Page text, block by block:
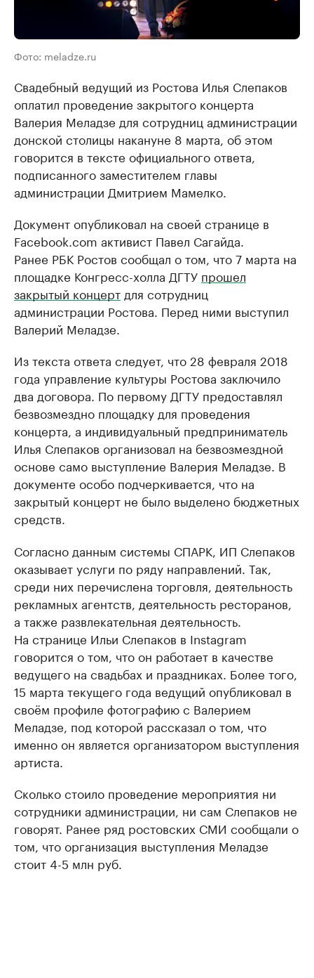
Фото: meladze.ru
Свадебный ведущий из Ростова Илья Слепаков
оплатил проведение закрытого концерта
Валерия Меладзе для сотрудниц администрации
донской столицы накануне 8 марта, об этом
говорится в тексте официального ответа,
подписанного заместителем главы
администрации Дмитрием Мамелко.
Документ опубликовал на своей странице в
Facebook.com активист Павел Сагайда.
Ранее РБК Ростов сообщал о том, что 7 марта на
площадке Конгресс-холла ДГТУ прошел
закрытый концерт для сотрудниц
администрации Ростова. Перед ними выступил
Валерий Меладзе.
Из текста ответа следует, что 28 февраля 2018
года управление культуры Ростова заключило
два договора. По первому ДГТУ предоставлял
безвозмездно площадку для проведения
концерта, а индивидуальный предприниматель
Илья Слепаков организовал на безвозмездной
основе само выступление Валерия Меладзе. В
документе особо подчеркивается, что на
закрытый концерт не было выделено бюджетных
средств.
Согласно данным системы СПАРК, ИП Слепаков
оказывает услуги по ряду направлений. Так,
среди них перечислена торговля, деятельность
рекламных агентств, деятельность ресторанов,
а также развлекательная деятельность.
На странице Ильи Слепаков в Instagram
говорится о том, что он работает в качестве
ведущего на свадьбах и праздниках. Более того,
15 марта текущего года ведущий опубликовал в
своём профиле фотографию с Валерием
Меладзе, под которой рассказал о том, что
именно он является организатором выступления
артиста.
Сколько стоило проведение мероприятия ни
сотрудники администрации, ни сам Слепаков не
говорят. Ранее ряд ростовских СМИ сообщали о
том, что организация выступления Меладзе
стоит 4-5 млн руб.